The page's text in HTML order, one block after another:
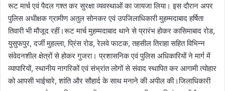
रूट मार्च एवं पैदल गश्त कर सुरक्षा व्यवस्थाओं का जायजा लिया। इस दौरान अपर
पुलिस अधीक्षक ग्रामीण अतुल सोनकर एवं उपजिलाधिकारी मुहम्मदाबाद हर्षिता
तिवारी भी मौजूद रहीं।रूट मार्च मुहम्मदाबाद थाने से प्रारंभ होकर कासिमाबाद रोड,
युसुफपुर, दर्जी मुहल्ला, प्रिंस रोड, रेलवे फाटक, तहसील तिराहा सहित विभिन्न
संवेदनशील क्षेत्रों से होकर गुजरा। प्रशासनिक एवं पुलिस अधिकारियों ने मार्ग में
व्यापारियों, स्थानीय नागरिकों एवं संभ्रांत लोगों से संवाद स्थापित कर आगामी त्योहार
को आपसी भाईचारे, शांति और सौहार्द के साथ मनाने की अपील की।जिलाधिकारी